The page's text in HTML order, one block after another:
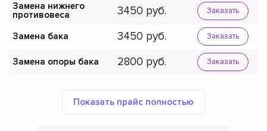
Замена нижнего
противовеса
3450 Заказать
Замена бака 3450 Заказать
Замена опоры бака 2800 Заказать
Показать прайс полностью